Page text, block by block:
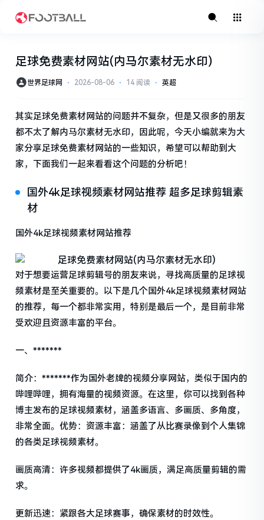
足球免费素材网站(内马尔素材无水印)
世界足球网 ⋅ 2026-08-06 ⋅ 14 阅读 ⋅ 英超
其实足球免费素材网站的问题并不复杂，但是又很多的朋友
都不太了解内马尔素材无水印，因此呢，今天小编就来为大
家分享足球免费素材网站的一些知识，希望可以帮助到大
家，下面我们一起来看看这个问题的分析吧！
国外4k足球视频素材网站推荐 超多足球剪辑素
材
国外4k足球视频素材网站推荐
对于想要运营足球剪辑号的朋友来说，寻找高质量的足球视
频素材是至关重要的。以下是几个国外4k足球视频素材网站
的推荐，每一个都非常实用，特别是最后一个，是目前非常
受欢迎且资源丰富的平台。
一、*******
简介：*******作为国外老牌的视频分享网站，类似于国内的
哔哩哔哩，拥有海量的视频资源。在这里，你可以找到各种
博主发布的足球视频素材，涵盖多语言、多画质、多角度，
非常全面。优势：资源丰富：涵盖了从比赛录像到个人集锦
的各类足球视频素材。
画质高清：许多视频都提供了4k画质，满足高质量剪辑的需
求。
更新迅速：紧跟各大足球赛事，确保素材的时效性。